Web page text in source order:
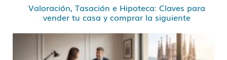
Valoración, Tasación e Hipoteca: Claves para
vender tu casa y comprar la siguiente